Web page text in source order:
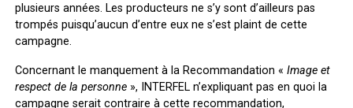
plusieurs années. Les producteurs ne s’y sont d’ailleurs pas
trompés puisqu’aucun d’entre eux ne s’est plaint de cette
campagne.
Concernant le manquement à la Recommandation « Image et
respect de la personne», INTERFEL n’expliquant pas en quoi la
campagne serait contraire à cette recommandation,